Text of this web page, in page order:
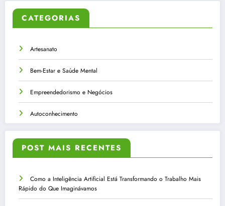
CATEGORIAS
Artesanato
Bem-Estar e Saúde Mental
Empreendedorismo e Negócios
Autoconhecimento
POST MAIS RECENTES
Como a Inteligência Artificial Está Transformando o Trabalho Mais
Rápido do Que Imaginávamos